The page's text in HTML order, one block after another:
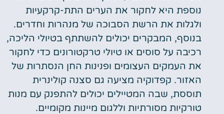
נוספת היא לחקור את הערים התת-קרקעיות
ולגלות את הרשת הסבוכה של מנהרות וחדרים.
בנוסף, המבקרים יכולים להשתתף בטיולי הליכה,
רכיבה על סוסים או טיולי טרקטורונים כדי לחקור
את העמקים העצומים ופנינות החן הנסתרות של
האזור. קפדוקיה מציעה גם סצנה קולינרית
תוססת, שבה המטיילים יכולים להתפנק עם מנות
טורקיות מסורתיות וללגום מיינות מקומיים.